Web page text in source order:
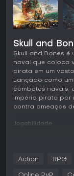
Skull and
Skull and Bones é
naval que coloca
pirata em um
Lançado como
combates navais,
império pirata por
contra ameaças
Jogabilidade
adequados a
rápidos ou
Action RPG